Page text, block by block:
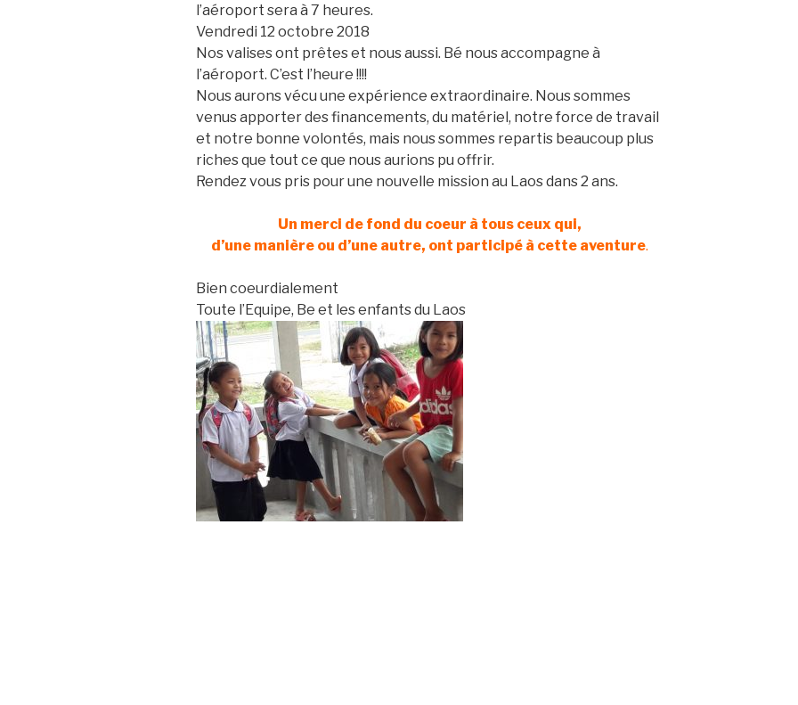
l’aéroport sera à 7 heures.
Vendredi 12 octobre 2018
Nos valises ont prêtes et nous aussi. Bé nous accompagne à
l’aéroport. C’est l’heure !!!!
Nous aurons vécu une expérience extraordinaire. Nous sommes
venus apporter des financements, du matériel, notre force de travail
et notre bonne volontés, mais nous sommes repartis beaucoup plus
riches que tout ce que nous aurions pu offrir.
Rendez vous pris pour une nouvelle mission au Laos dans 2 ans.
Un merci de fond du coeur à tous ceux qui,
d’une manière ou d’une autre, ont participé à cette aventure.
Bien coeurdialement
Toute l’Equipe, Be et les enfants du Laos